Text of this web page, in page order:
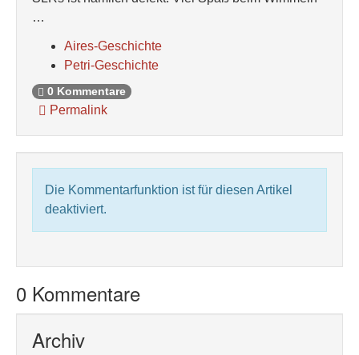
…
Aires-Geschichte
Petri-Geschichte
0 Kommentare
Permalink
Die Kommentarfunktion ist für diesen Artikel
deaktiviert.
0 Kommentare
Archiv